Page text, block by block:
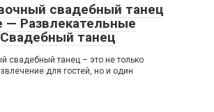
свадебный танец
— Развлекательные
танец
свадебный танец – это не только
для гостей, но и один